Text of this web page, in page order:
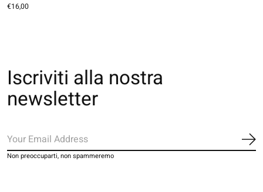
€16,00
Iscriviti alla nostra
newsletter
Non preoccuparti, non spammeremo